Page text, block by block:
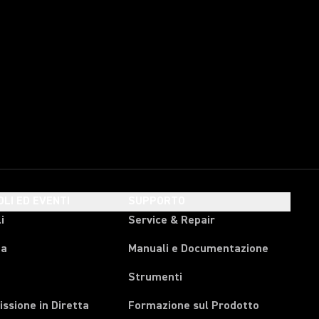
in Diretta
Service & Repair
Manuali e Documentazione
Strumenti
Formazione sul Prodotto